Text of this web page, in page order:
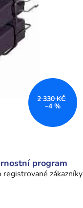
2 330 KČ
–4 %
program
registrované zákazníky